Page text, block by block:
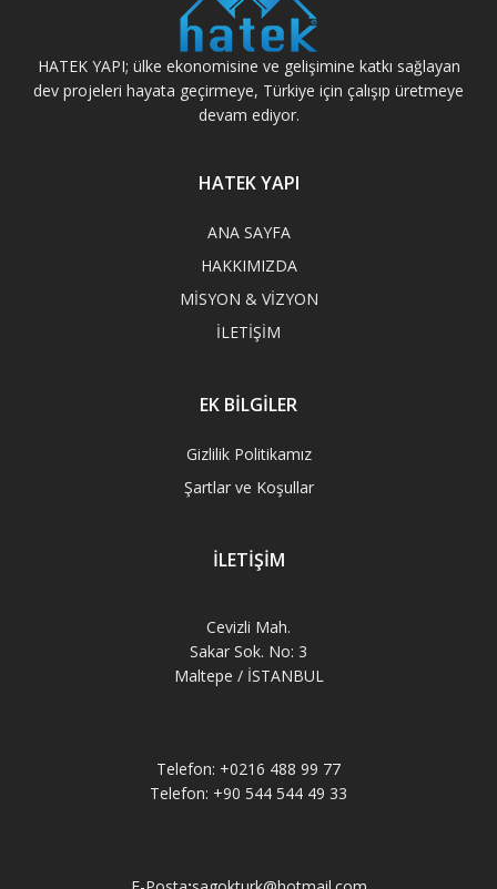
HATEK YAPI; ülke ekonomisine ve gelişimine katkı sağlayan
dev projeleri hayata geçirmeye, Türkiye için çalışıp üretmeye
devam ediyor.
HATEK YAPI
ANA SAYFA
HAKKIMIZDA
MİSYON & VİZYON
İLETİŞİM
EK BİLGİLER
Gizlilik Politikamız
Şartlar ve Koşullar
İLETİŞİM
Cevizli Mah.
Sakar Sok. No: 3
Maltepe / İSTANBUL
Telefon: +0216 488 99 77
Telefon: +90 544 544 49 33